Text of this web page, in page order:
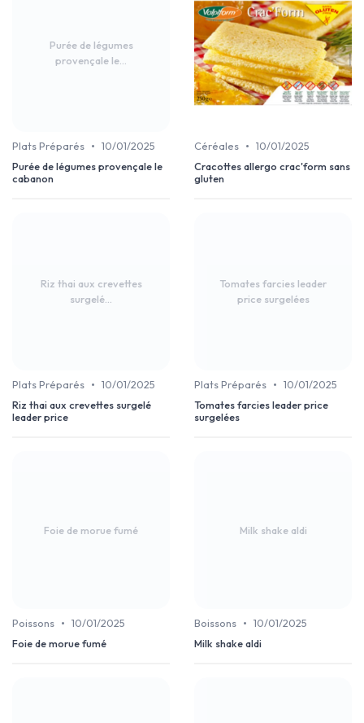
Purée de légumes
provençale le...
Plats Préparés • 10/01/2025
Purée de légumes provençale le
cabanon
Céréales • 10/01/2025
Cracottes allergo crac'form sans
gluten
Riz thai aux crevettes
surgelé...
Plats Préparés • 10/01/2025
Riz thai aux crevettes surgelé
leader price
Tomates farcies leader
price surgelées
Plats Préparés • 10/01/2025
Tomates farcies leader price
surgelées
Foie de morue fumé
Poissons • 10/01/2025
Foie de morue fumé
Milk shake aldi
Boissons • 10/01/2025
Milk shake aldi